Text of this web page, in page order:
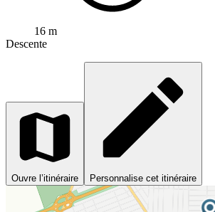
16 m
Descente
Ouvre l’itinéraire Personnalise cet itinéraire